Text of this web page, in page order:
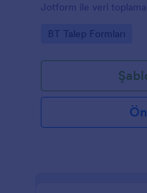
Jotform ile veri toplama
Go to Category:
BT Talep Formları